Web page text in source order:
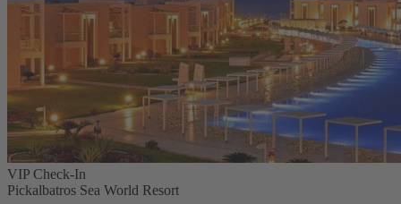
VIP Check-In
Pickalbatros Sea World Resort